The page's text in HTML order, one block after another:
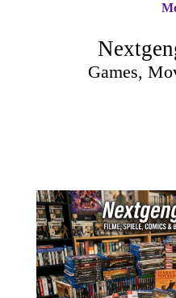
Games,